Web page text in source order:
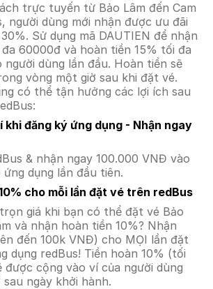
trực tuyến từ Bảo Lâm đến Cam
người dùng mới nhận được ưu đãi
Sử dụng mã DAUTIEN để nhận
đa 60000đ và hoàn tiền 15% tối đa
người dùng lần đầu. Hoàn tiền sẽ
vòng một giờ sau khi đặt vé.
có thể tận hưởng các lợi ích sau
khi đăng ký ứng dụng - Nhận ngay
& nhận ngay 100.000 VNĐ vào
dụng lần đầu tiên.
cho mỗi lần đặt vé trên redBus
giá khi bạn có thể đặt vé Bảo
và nhận hoàn tiền 10%? Nhận
đến 100k VNĐ) cho MỌI lần đặt
dụng redBus! Tiền hoàn 10% (tối
được cộng vào ví của người dùng
ngày khởi hành.